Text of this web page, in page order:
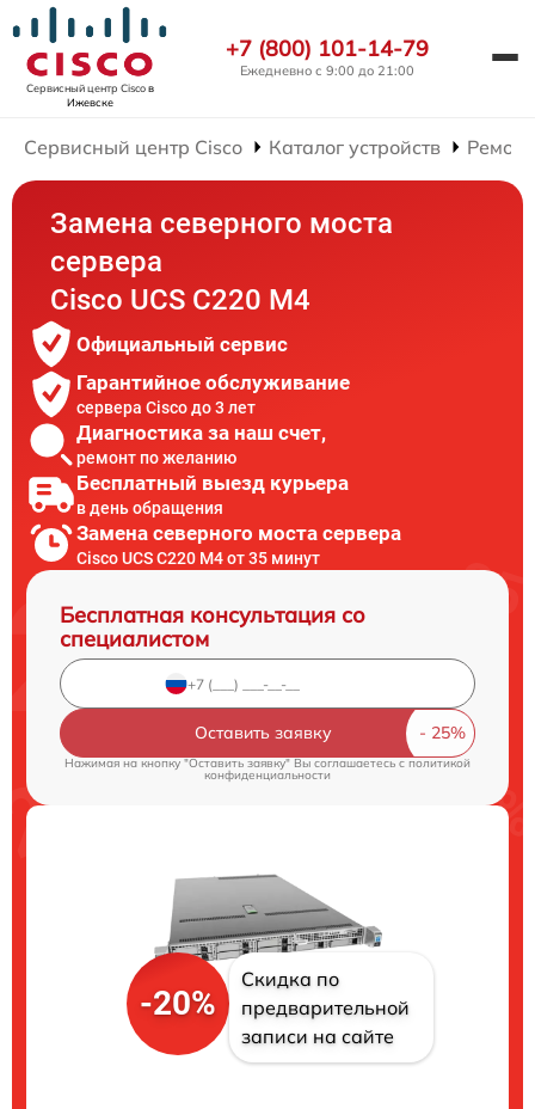
Сервисный центр Ciscoв
Ижевске
+7 (800) 101-14-79
Ежедневно с 9:00 до 21:00
Сервисный центр Cisco Каталог устройств
Замена северного моста
сервера
Cisco UCS C220 M4
Официальный сервис
Гарантийное обслуживание
сервера Cisco до 3 лет
Диагностика за наш счет,
ремонт по желанию
Бесплатный выезд курьера
в день обращения
Замена северного моста сервера
Cisco UCS C220 M4 от 35 минут
Бесплатная консультация со
специалистом
Оставить заявку
Нажимая на кнопку "Оставить заявку" Вы соглашаетесь cполитикой
конфиденциальности
-20%
Скидка по
предварительной
записи на сайте